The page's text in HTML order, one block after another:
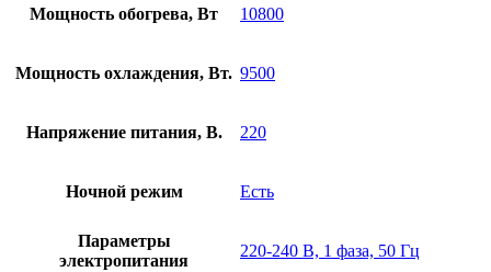
Мощность обогрева, Вт 10800
Мощность охлаждения, Вт. 9500
Напряжение питания, В. 220
Ночной режим Есть
Параметры
электропитания
220-240 В, 1 фаза, 50 Гц